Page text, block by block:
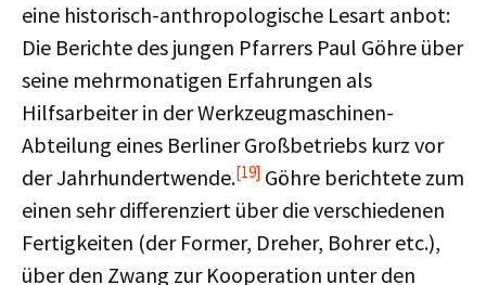
eine historisch-anthropologische Lesart anbot:
Die Berichte des jungen Pfarrers Paul Göhre über
seine mehrmonatigen Erfahrungen als
Hilfsarbeiter in der Werkzeugmaschinen-
Abteilung eines Berliner Großbetriebs kurz vor
der Jahrhundertwende.[19] Göhre berichtete zum
einen sehr differenziert über die verschiedenen
Fertigkeiten (der Former, Dreher, Bohrer etc.),
über den Zwang zur Kooperation unter den